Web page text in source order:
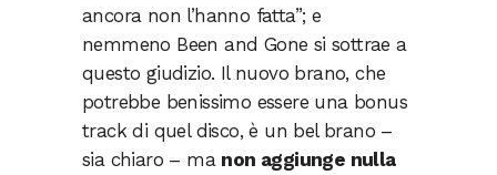
ancora non l’hanno fatta”; e
nemmeno Been and Gone si sottrae a
questo giudizio. Il nuovo brano, che
potrebbe benissimo essere una bonus
track di quel disco, è un bel brano –
sia chiaro – ma non aggiunge nulla